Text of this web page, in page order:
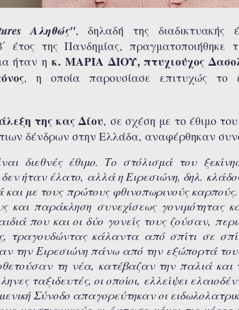
Αληθώς", δηλαδή της
έτος της Πανδημίας, πραγματοποιήθηκε
ήταν η κ. ΜΑΡΙΑ ΔΙΟΥ, πτυχιούχος
, η οποία παρουσίασε επιτυχώς το
της κας Δίου, σε σχέση με το έθιμο
δένδρων στην Ελλάδα, αναφέρθηκαν
διεθνές έθιμο. Το στόλισμά του
ήταν έλατο, αλλά η Ειρεσιώνη, δηλ.
και με τους πρώτους φθινοπωρινούς
και παράκληση συνεχίσεως
που και οι δύο γονείς τους ζούσαν,
τραγουδώντας κάλαντα από σπίτι σε
την Ειρεσιώνη πάνω από την εξώπορτά
τη νέα, κατέβαζαν την παλιά και
ταξιδευτές, οι οποίοι, ελλείψει
Σύνοδο απαγορεύτηκαν οι